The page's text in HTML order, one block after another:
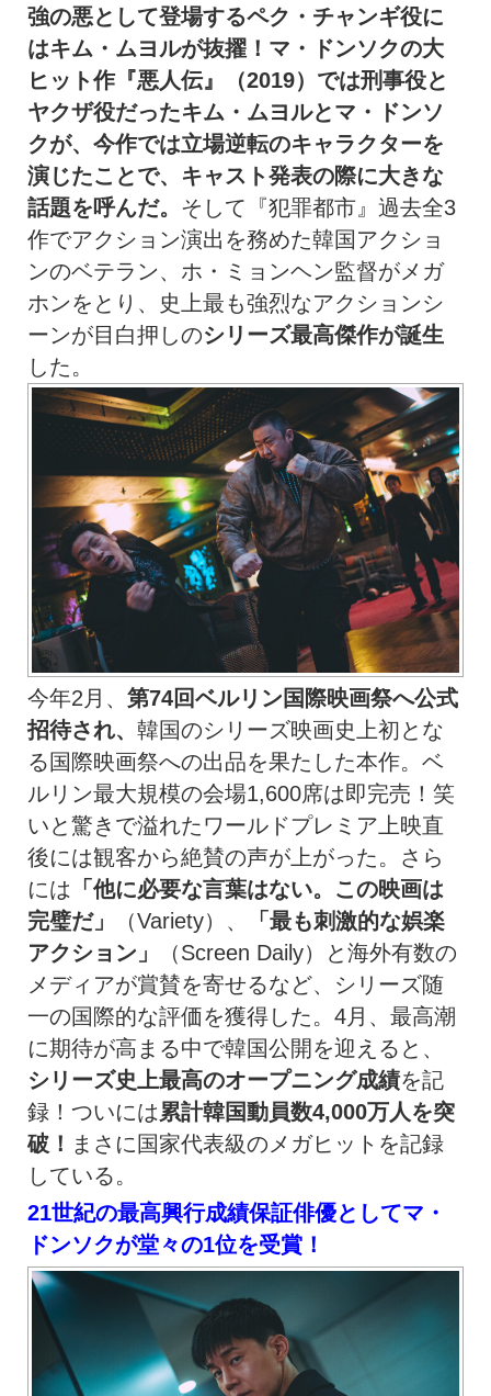
強の悪として登場するペク・チャンギ役に
はキム・ムヨルが抜擢！マ・ドンソクの大
ヒット作『悪人伝』（2019）では刑事役と
ヤクザ役だったキム・ムヨルとマ・ドンソ
クが、今作では立場逆転のキャラクターを
演じたことで、キャスト発表の際に大きな
話題を呼んだ。 そして『犯罪都市』過去全3
作でアクション演出を務めた韓国アクショ
ンのベテラン、ホ・ミョンヘン監督がメガ
ホンをとり、史上最も強烈なアクションシ
ーンが目白押しのシリーズ最高傑作が誕生
した。
今年2月、 第74回ベルリン国際映画祭へ公式
招待され、 韓国のシリーズ映画史上初とな
る国際映画祭への出品を果たした本作。ベ
ルリン最大規模の会場1,600席は即完売！笑
いと驚きで溢れたワールドプレミア上映直
後には観客から絶賛の声が上がった。さら
には 「他に必要な言葉はない。この映画は
完璧だ」
（Variety）、
「最も刺激的な娯楽
アクション」
（Screen Daily）と海外有数の
メディアが賞賛を寄せるなど、シリーズ随
一の国際的な評価を獲得した。4月、最高潮
に期待が高まる中で韓国公開を迎えると、
シリーズ史上最高のオープニング成績を記
録！ついには累計韓国動員数4,000万人を突
破！ まさに国家代表級のメガヒットを記録
している。
21世紀の最高興行成績保証俳優としてマ・
ドンソクが堂々の1位を受賞！